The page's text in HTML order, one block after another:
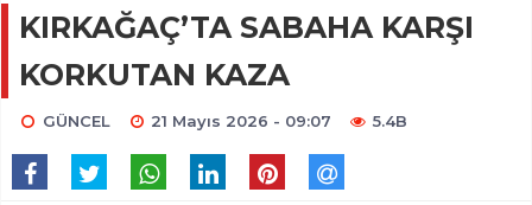
KIRKAĞAÇ’TA SABAHA KARŞI
KORKUTAN KAZA
GÜNCEL 21 Mayıs 2026 - 09:07 5.4B